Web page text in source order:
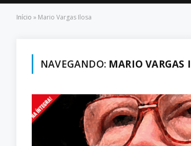
Início » Mario Vargas Ilosa
NAVEGANDO: MARIO VARGAS